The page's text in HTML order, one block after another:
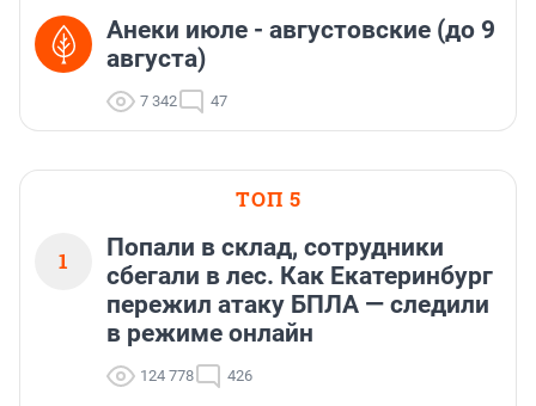
Анеки июле - августовские (до 9
августа)
7 342 47
ТОП 5
1
Попали в склад, сотрудники
сбегали в лес. Как Екатеринбург
пережил атаку БПЛА — следили
в режиме онлайн
124 778 426